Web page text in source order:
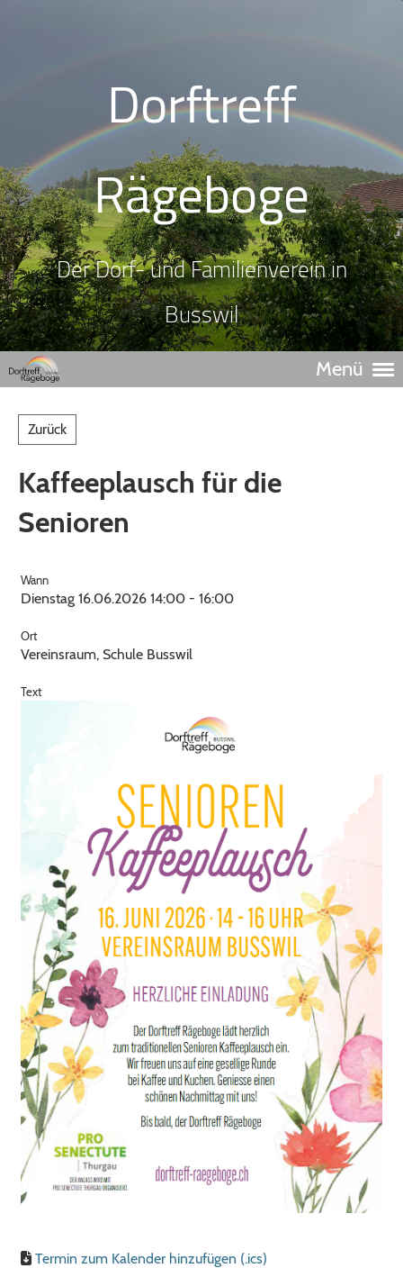
Dorftreff
Rägeboge
Der Dorf- und Familienverein in
Busswil
Menü
Zurück
Kaffeeplausch für die
Senioren
Wann
Dienstag 16.06.2026 14:00 - 16:00
Ort
Vereinsraum, Schule Busswil
Text
Termin zum Kalender hinzufügen (.ics)